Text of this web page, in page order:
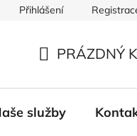
Přihlášení
KOŠÍK
PRÁZDNÝ
služby